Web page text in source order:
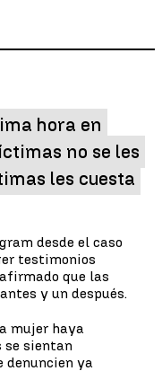
hora en
no se les
les cuesta
desde el caso
testimonios
que las
y un después.
mujer haya
se sientan
denuncien ya